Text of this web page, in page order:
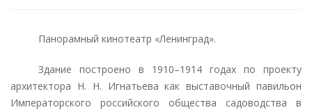
Панорамный кинотеатр «Ленинград».
Здание построено в 1910–1914 годах по проекту
архитектора Н. Н. Игнатьева как выставочный павильон
Императорского российского общества садоводства в